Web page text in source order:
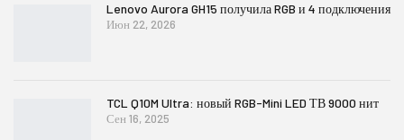
Lenovo Aurora GH15 получила RGB и 4 подключения
Июн 22, 2026
TCL Q10M Ultra: новый RGB-Mini LED ТВ 9000 нит
Сен 16, 2025